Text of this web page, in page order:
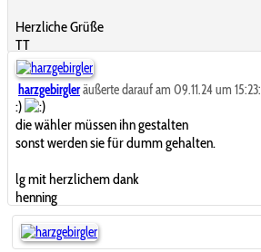
Herzliche Grüße
TT
harzgebirgleräußerte darauf am 09.11.24 um 15:23:
:)
die wähler müssen ihn gestalten
sonst werden sie für dumm gehalten.
lg mit herzlichem dank
henning